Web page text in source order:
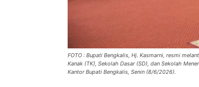
FOTO : Bupati Bengkalis, Hj. Kasmarni, resmi
Kanak (TK), Sekolah Dasar (SD), dan Sekolah
Kantor Bupati Bengkalis, Senin (8/6/2026).